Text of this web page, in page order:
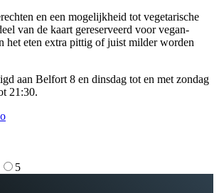
en een mogelijkheid tot vegetarische
van de kaart gereserveerd voor vegan-
het eten extra pittig of juist milder worden
aan Belfort 8 en dinsdag tot en met zondag
21:30.
5